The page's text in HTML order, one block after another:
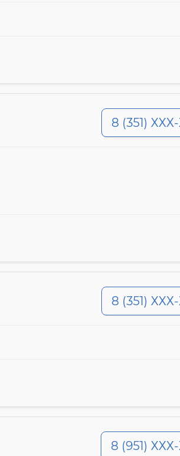
8 (351)
8 (351)
8 (951)